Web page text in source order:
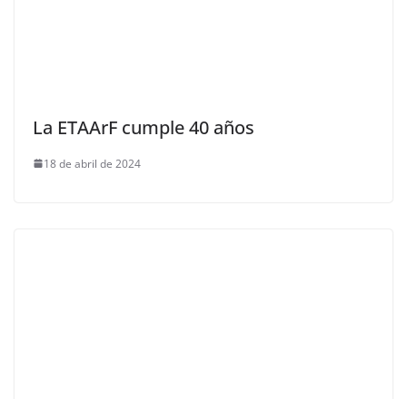
La ETAArF cumple 40 años
18 de abril de 2024